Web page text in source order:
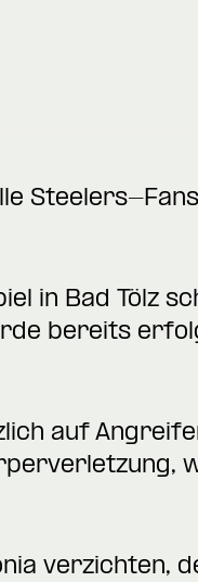
Steelers-
in Bad Tölz
bereits
auf
verzichten,